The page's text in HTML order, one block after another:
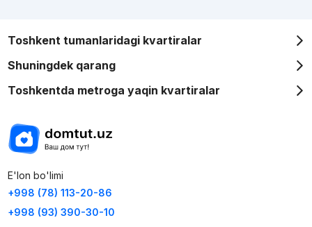
Toshkent tumanlaridagi kvartiralar
Shuningdek qarang
Toshkentda metroga yaqin kvartiralar
E'lon bo'limi
+998 (78) 113-20-86
+998 (93) 390-30-10